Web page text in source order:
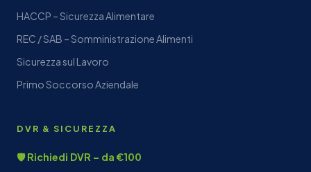
HACCP – Sicurezza Alimentare
REC / SAB – Somministrazione Alimenti
Sicurezza sul Lavoro
Primo Soccorso Aziendale
DVR & SICUREZZA
🛡️ Richiedi DVR – da €100